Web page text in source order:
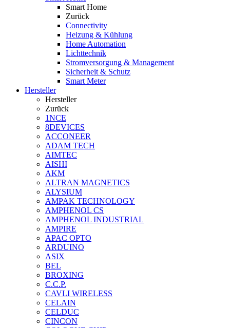
Smart Home
Zurück
Connectivity
Heizung & Kühlung
Home Automation
Lichttechnik
Stromversorgung & Management
Sicherheit & Schutz
Smart Meter
Hersteller
Hersteller
Zurück
1NCE
8DEVICES
ACCONEER
ADAM TECH
AIMTEC
AISHI
AKM
ALTRAN MAGNETICS
ALYSIUM
AMPAK TECHNOLOGY
AMPHENOL CS
AMPHENOL INDUSTRIAL
AMPIRE
APAC OPTO
ARDUINO
ASIX
BEL
BROXING
C.C.P.
CAVLI WIRELESS
CELAIN
CELDUC
CINCON